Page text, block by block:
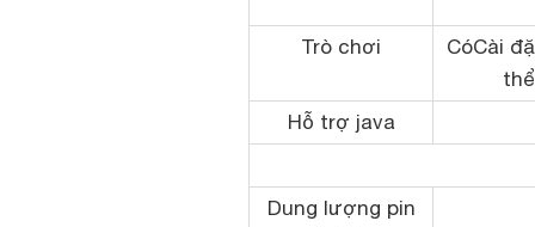
Trò chơi
CóCài
Hỗ trợ java
Dung lượng pin